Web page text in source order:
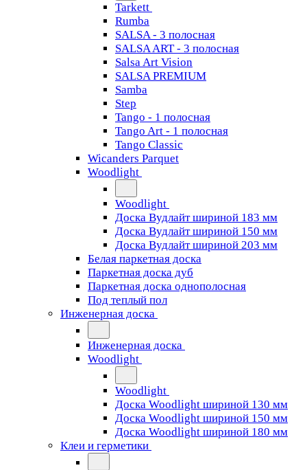
Tarkett
Rumba
SALSA - 3 полосная
SALSA ART - 3 полосная
Salsa Art Vision
SALSA PREMIUM
Samba
Step
Tango - 1 полосная
Tango Art - 1 полосная
Tango Classiс
Wicanders Parquet
Woodlight
Woodlight
Доска Вудлайт шириной 183 мм
Доска Вудлайт шириной 150 мм
Доска Вудлайт шириной 203 мм
Белая паркетная доска
Паркетная доска дуб
Паркетная доска однополосная
Под теплый пол
Инженерная доска
Инженерная доска
Woodlight
Woodlight
Доска Woodlight шириной 130 мм
Доска Woodlight шириной 150 мм
Доска Woodlight шириной 180 мм
Клеи и герметики